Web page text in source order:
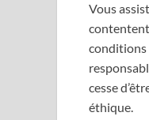
Vous
contentent
conditions
cesse
éthique.